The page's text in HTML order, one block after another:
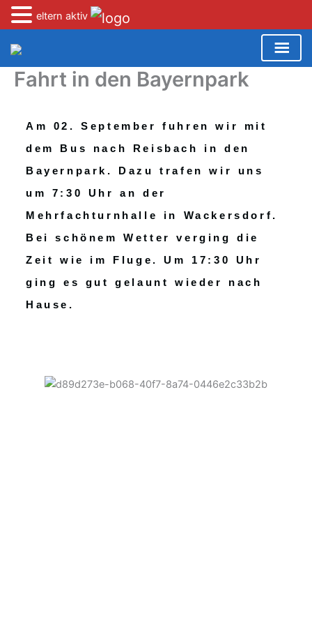
Inhalt
springen
Fahrt in den Bayernpark
Am 02. September fuhren wir mit
dem Bus nach Reisbach in den
Bayernpark. Dazu trafen wir uns
um 7:30 Uhr an der
Mehrfachturnhalle in Wackersdorf.
Bei schönem Wetter verging die
Zeit wie im Fluge. Um 17:30 Uhr
ging es gut gelaunt wieder nach
Hause.
eltern aktiv